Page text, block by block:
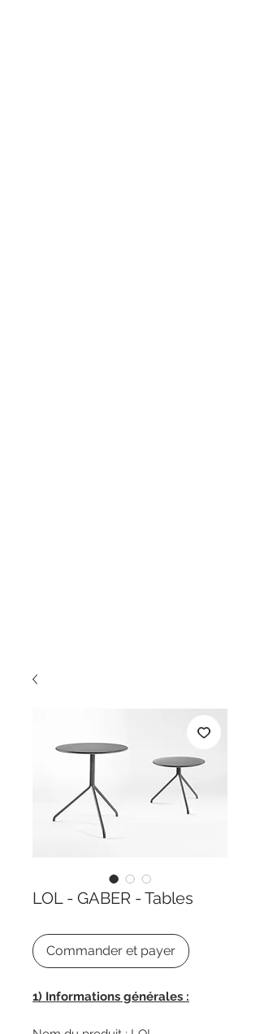
LOL - GABER - Tables
Commander et payer
1) Informations générales :